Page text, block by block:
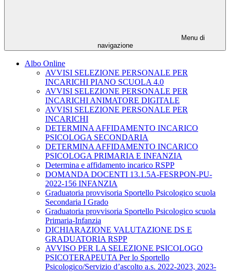
Menu di
navigazione
Albo Online
AVVISI SELEZIONE PERSONALE PER
INCARICHI PIANO SCUOLA 4.0
AVVISI SELEZIONE PERSONALE PER
INCARICHI ANIMATORE DIGITALE
AVVISI SELEZIONE PERSONALE PER
INCARICHI
DETERMINA AFFIDAMENTO INCARICO
PSICOLOGA SECONDARIA
DETERMINA AFFIDAMENTO INCARICO
PSICOLOGA PRIMARIA E INFANZIA
Determina e affidamento incarico RSPP
DOMANDA DOCENTI 13.1.5A-FESRPON-PU-
2022-156 INFANZIA
Graduatoria provvisoria Sportello Psicologico scuola
Secondaria I Grado
Graduatoria provvisoria Sportello Psicologico scuola
Primaria-Infanzia
DICHIARAZIONE VALUTAZIONE DS E
GRADUATORIA RSPP
AVVISO PER LA SELEZIONE PSICOLOGO
PSICOTERAPEUTA Per lo Sportello
Psicologico/Servizio d’ascolto a.s. 2022-2023, 2023-